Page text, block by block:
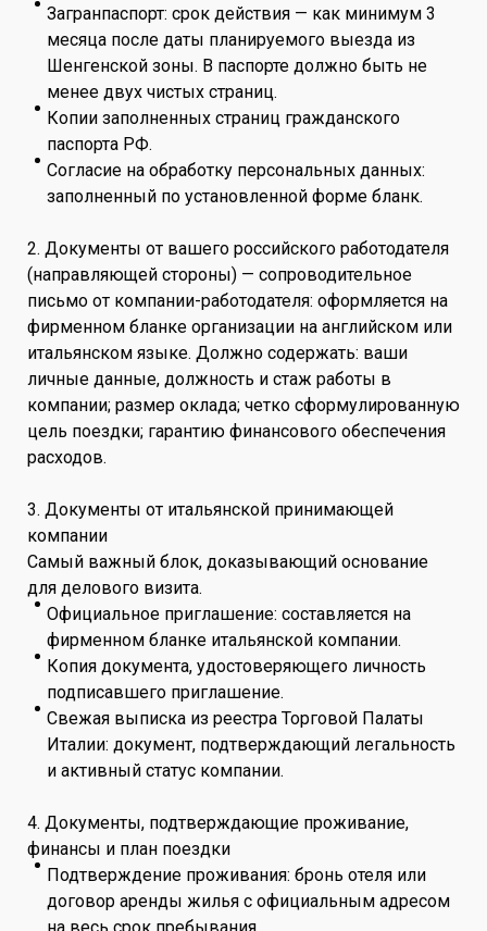
Загранпаспорт: срок действия — как минимум 3
месяца после даты планируемого выезда из
Шенгенской зоны. В паспорте должно быть не
менее двух чистых страниц.
Копии заполненных страниц гражданского
паспорта РФ.
Согласие на обработку персональных данных:
заполненный по установленной форме бланк.
2. Документы от вашего российского работодателя
(направляющей стороны) — сопроводительное
письмо от компании-работодателя: оформляется на
фирменном бланке организации на английском или
итальянском языке. Должно содержать: ваши
личные данные, должность и стаж работы в
компании; размер оклада; четко сформулированную
цель поездки; гарантию финансового обеспечения
расходов.
3. Документы от итальянской принимающей
компании
Самый важный блок, доказывающий основание
для делового визита.
Официальное приглашение: составляется на
фирменном бланке итальянской компании.
Копия документа, удостоверяющего личность
подписавшего приглашение.
Свежая выписка из реестра Торговой Палаты
Италии: документ, подтверждающий легальность
и активный статус компании.
4. Документы, подтверждающие проживание,
финансы и план поездки
Подтверждение проживания: бронь отеля или
договор аренды жилья с официальным адресом